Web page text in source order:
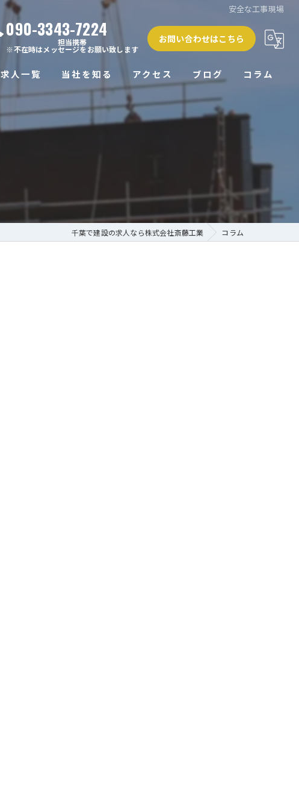
安全な工事現場
090-3343-7224
担当携帯
※不在時はメッセージをお願い致します
お問い合わせはこちら
求人一覧 当社を知る
正社員
働きやすい
高収入
アクセス ブログ コラム
千葉で建設の求人なら株式会社斎藤工業 コラム